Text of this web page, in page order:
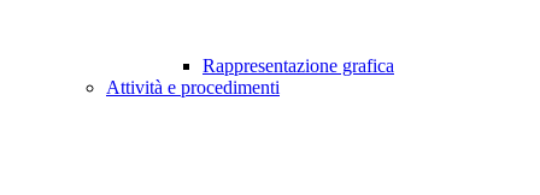
Rappresentazione grafica
Attività e procedimenti